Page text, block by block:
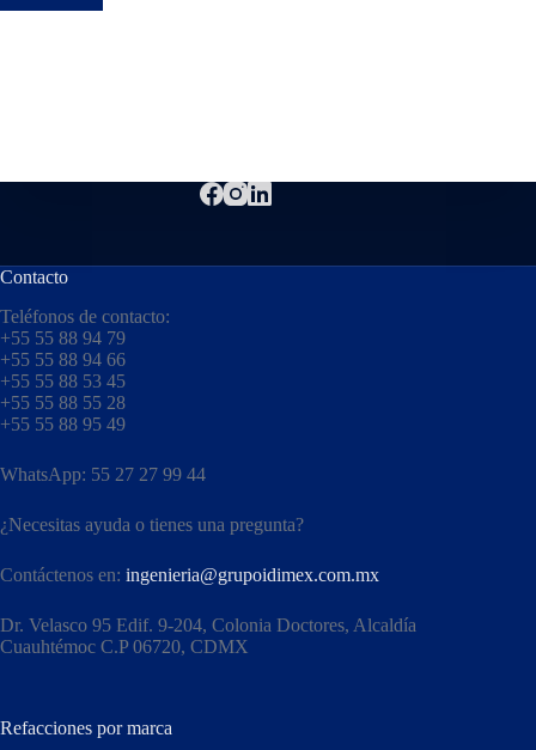
Contacto
Teléfonos de contacto:
+55 55 88 94 79
+55 55 88 94 66
+55 55 88 53 45
+55 55 88 55 28
+55 55 88 95 49
WhatsApp: 55 27 27 99 44
¿Necesitas ayuda o tienes una pregunta?
Contáctenos en: ingenieria@grupoidimex.com.mx
Dr. Velasco 95 Edif. 9-204, Colonia Doctores, Alcaldía
Cuauhtémoc C.P 06720, CDMX​
Refacciones por marca